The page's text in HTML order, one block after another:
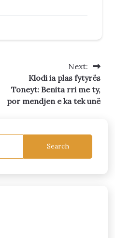
Next:
Klodi ia plas fytyrës
Toneyt: Benita rri me ty,
por mendjen e ka tek unë
Search